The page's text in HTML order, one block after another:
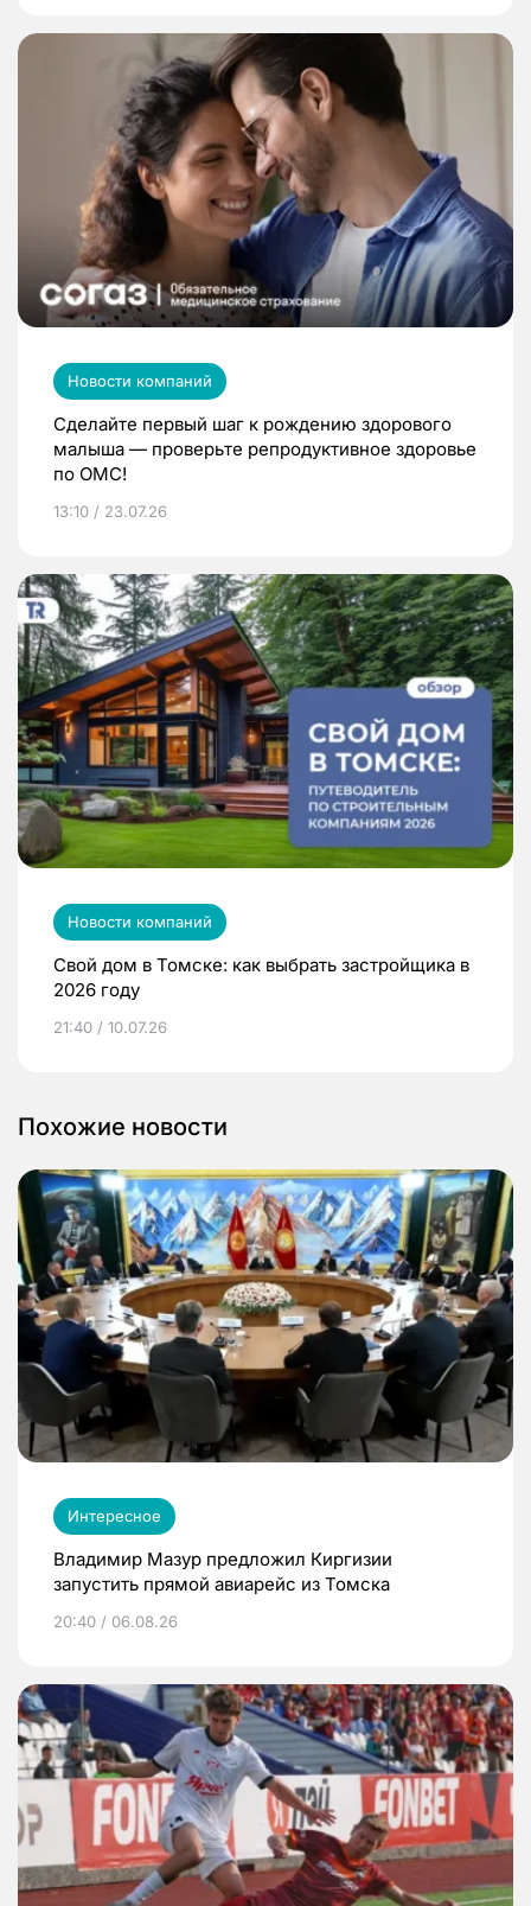
Новости компаний
Сделайте первый шаг к рождению здорового
малыша — проверьте репродуктивное здоровье
по ОМС!
13:10 / 23.07.26
Новости компаний
Свой дом в Томске: как выбрать застройщика в
2026 году
21:40 / 10.07.26
Похожие новости
Интересное
Владимир Мазур предложил Киргизии
запустить прямой авиарейс из Томска
20:40 / 06.08.26